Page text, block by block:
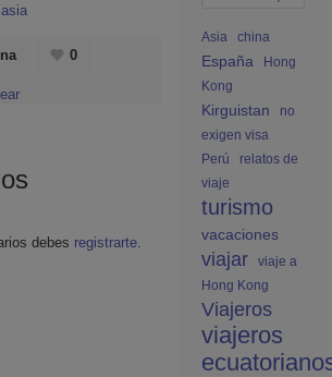
0
debes registrarte
Asia china
España
Hong
Kong
Kirguistan
no
exigen visa
Perú
relatos de
viaje
turismo
vacaciones
viajar
viaje a
Hong Kong
Viajeros
viajeros